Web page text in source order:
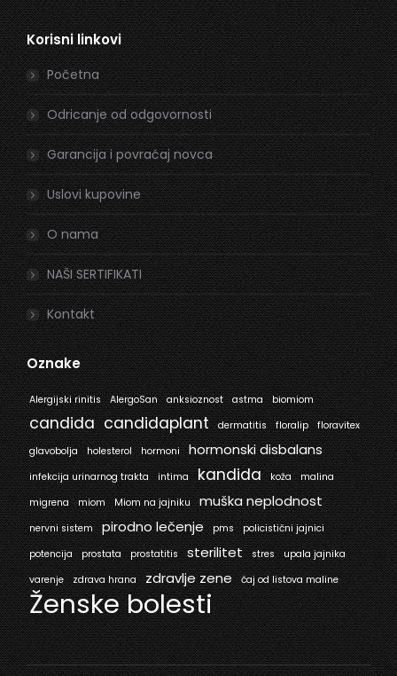
page
opens
in
new
window
page
opens
in
new
window
Korisni linkovi
Početna
Odricanje od odgovornosti
Garancija i povraćaj novca
Uslovi kupovine
O nama
NAŠI SERTIFIKATI
Kontakt
Oznake
Alergijski rinitis AlergoSan anksioznost astma biomiom
candida candidaplant dermatitis floralip
floravitex
glavobolja
holesterol hormoni hormonski disbalans
infekcija urinarnog trakta intima kandida koža
malina
migrena
miom Miom na jajniku muška neplodnost
nervni sistem pirodno lečenje pms
policistični jajnici
potencija
prostata prostatitis sterilitet stres
upala jajnika
varenje
zdrava hrana zdravlje zene čaj od listova maline
Ženske bolesti